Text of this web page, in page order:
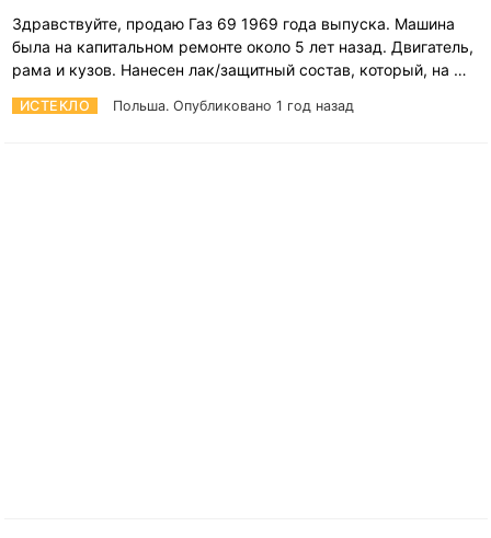
ИСТЕКЛО Польша. Опубликовано 1 год назад
Здравствуйте, продаю Газ 69 1969 года выпуска. Машина
была на капитальном ремонте около 5 лет назад. Двигатель,
рама и кузов. Нанесен лак/защитный состав, который, на …